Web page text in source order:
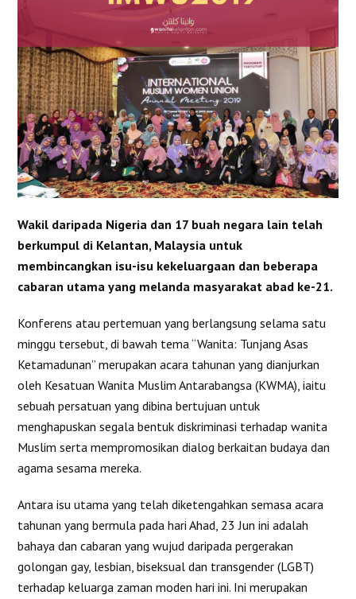
Wakil daripada Nigeria dan 17 buah negara lain telah
berkumpul di Kelantan, Malaysia untuk
membincangkan isu-isu kekeluargaan dan beberapa
cabaran utama yang melanda masyarakat abad ke-21.
Konferens atau pertemuan yang berlangsung selama satu
minggu tersebut, di bawah tema “Wanita: Tunjang Asas
Ketamadunan” merupakan acara tahunan yang dianjurkan
oleh Kesatuan Wanita Muslim Antarabangsa (KWMA), iaitu
sebuah persatuan yang dibina bertujuan untuk
menghapuskan segala bentuk diskriminasi terhadap wanita
Muslim serta mempromosikan dialog berkaitan budaya dan
agama sesama mereka.
Antara isu utama yang telah diketengahkan semasa acara
tahunan yang bermula pada hari Ahad, 23 Jun ini adalah
bahaya dan cabaran yang wujud daripada pergerakan
golongan gay, lesbian, biseksual dan transgender (LGBT)
terhadap keluarga zaman moden hari ini. Ini merupakan